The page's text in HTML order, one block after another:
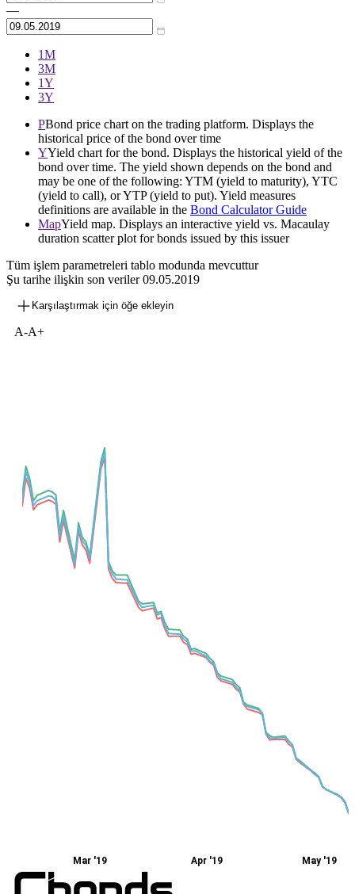
—
1М
3М
1Y
3Y
PBond price chart on the trading platform. Displays the
historical price of the bond over time
YYield chart for the bond. Displays the historical yield of the
bond over time. The yield shown depends on the bond and
may be one of the following: YTM (yield to maturity), YTC
(yield to call), or YTP (yield to put). Yield measures
definitions are available in the Bond Calculator Guide
MapYield map. Displays an interactive yield vs. Macaulay
duration scatter plot for bonds issued by this issuer
Tüm işlem parametreleri tablo modunda mevcuttur
Şu tarihe ilişkin son veriler09.05.2019
Karşılaştırmak için öğe ekleyin